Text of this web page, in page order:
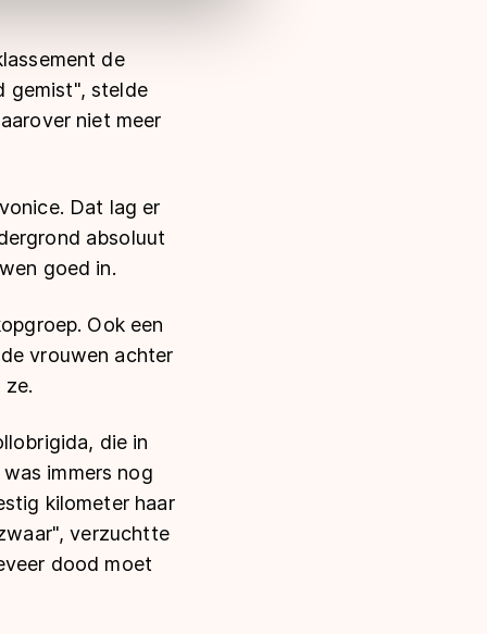
de
gemist", stelde
niet meer
Dat lag er
absoluut
goed in.
Ook een
vrouwen achter
die in
immers nog
kilometer haar
verzuchtte
dood moet